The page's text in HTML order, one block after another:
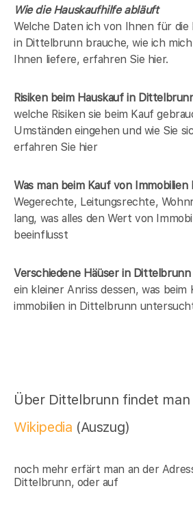
Wie die Hauskaufhilfe abläuft
Welche Daten ich von Ihnen für die
in Dittelbrunn brauche, wie ich
Ihnen liefere, erfahren Sie hier.
Risiken beim Hauskaufin
welche Risiken sie beim Kauf
Umständen eingehen und wie Sie
erfahren Sie hier
Was man beim Kauf von
Wegerechte, Leitungsrechte,
lang, was alles den Wert von
beeinflusst
Verschiedene Häüser in
ein kleiner Anriss dessen, was
immobilien in Dittelbrunn
Über Dittelbrunn findet man
Wikipedia (Auszug)
noch mehr erfärt man an der
Dittelbrunn, oder auf